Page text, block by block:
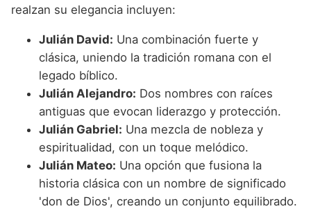
realzan su elegancia incluyen:
Julián David: Una combinación fuerte y
clásica, uniendo la tradición romana con el
legado bíblico.
Julián Alejandro: Dos nombres con raíces
antiguas que evocan liderazgo y protección.
Julián Gabriel: Una mezcla de nobleza y
espiritualidad, con un toque melódico.
Julián Mateo: Una opción que fusiona la
historia clásica con un nombre de significado
'don de Dios', creando un conjunto equilibrado.